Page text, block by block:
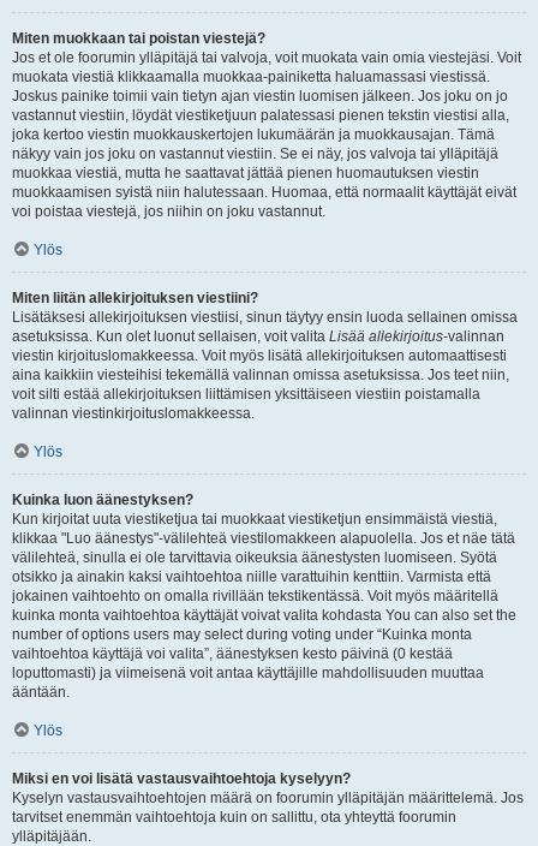
Miten muokkaan tai poistan viestejä?
Jos et ole foorumin ylläpitäjä tai valvoja, voit muokata vain omia viestejäsi. Voit
muokata viestiä klikkaamalla muokkaa-painiketta haluamassasi viestissä.
Joskus painike toimii vain tietyn ajan viestin luomisen jälkeen. Jos joku on jo
vastannut viestiin, löydät viestiketjuun palatessasi pienen tekstin viestisi alla,
joka kertoo viestin muokkauskertojen lukumäärän ja muokkausajan. Tämä
näkyy vain jos joku on vastannut viestiin. Se ei näy, jos valvoja tai ylläpitäjä
muokkaa viestiä, mutta he saattavat jättää pienen huomautuksen viestin
muokkaamisen syistä niin halutessaan. Huomaa, että normaalit käyttäjät eivät
voi poistaa viestejä, jos niihin on joku vastannut.
Ylös
Miten liitän allekirjoituksen viestiini?
Lisätäksesi allekirjoituksen viestiisi, sinun täytyy ensin luoda sellainen omissa
asetuksissa. Kun olet luonut sellaisen, voit valita Lisää allekirjoitus-valinnan
viestin kirjoituslomakkeessa. Voit myös lisätä allekirjoituksen automaattisesti
aina kaikkiin viesteihisi tekemällä valinnan omissa asetuksissa. Jos teet niin,
voit silti estää allekirjoituksen liittämisen yksittäiseen viestiin poistamalla
valinnan viestinkirjoituslomakkeessa.
Ylös
Kuinka luon äänestyksen?
Kun kirjoitat uuta viestiketjua tai muokkaat viestiketjun ensimmäistä viestiä,
klikkaa "Luo äänestys"-välilehteä viestilomakkeen alapuolella. Jos et näe tätä
välilehteä, sinulla ei ole tarvittavia oikeuksia äänestysten luomiseen. Syötä
otsikko ja ainakin kaksi vaihtoehtoa niille varattuihin kenttiin. Varmista että
jokainen vaihtoehto on omalla rivillään tekstikentässä. Voit myös määritellä
kuinka monta vaihtoehtoa käyttäjät voivat valita kohdasta You can also set the
number of options users may select during voting under “Kuinka monta
vaihtoehtoa käyttäjä voi valita”, äänestyksen kesto päivinä (0 kestää
loputtomasti) ja viimeisenä voit antaa käyttäjille mahdollisuuden muuttaa
ääntään.
Ylös
Miksi en voi lisätä vastausvaihtoehtoja kyselyyn?
Kyselyn vastausvaihtoehtojen määrä on foorumin ylläpitäjän määrittelemä. Jos
tarvitset enemmän vaihtoehtoja kuin on sallittu, ota yhteyttä foorumin
ylläpitäjään.